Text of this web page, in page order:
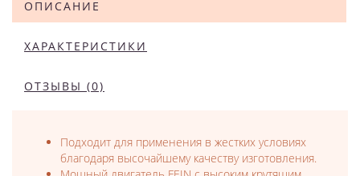
ОПИСАНИЕ
ХАРАКТЕРИСТИКИ
ОТЗЫВЫ (0)
Подходит для применения в жестких условиях
благодаря высочайшему качеству изготовления.